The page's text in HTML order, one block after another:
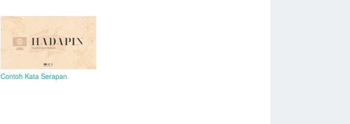
Contoh Kata Serapan